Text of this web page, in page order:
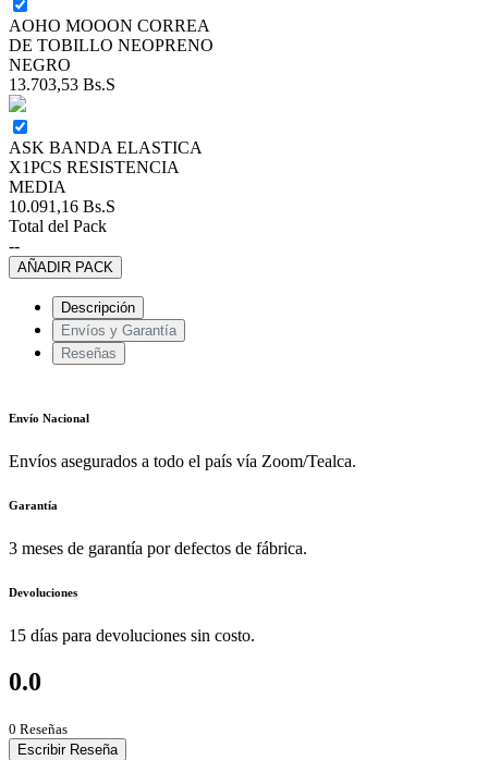
AOHO MOOON CORREA
DE TOBILLO NEOPRENO
NEGRO
13.703,53 Bs.S
ASK BANDA ELASTICA
X1PCS RESISTENCIA
MEDIA
10.091,16 Bs.S
Total del Pack
--
AÑADIR PACK
Descripción
Envíos y Garantía
Reseñas
Envío Nacional
Envíos asegurados a todo el país vía Zoom/Tealca.
Garantía
3 meses de garantía por defectos de fábrica.
Devoluciones
15 días para devoluciones sin costo.
0.0
0 Reseñas
Escribir Reseña